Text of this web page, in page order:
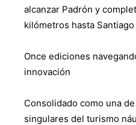
alcanzar Padrón y
kilómetros hasta
Once ediciones
innovación
Consolidado como una
singulares del turismo